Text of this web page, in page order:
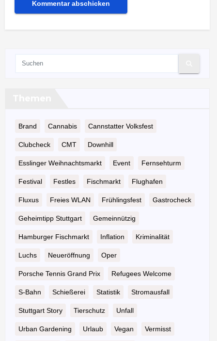
Brand Cannabis Cannstatter Volksfest
Clubcheck CMT Downhill
Esslinger Weihnachtsmarkt Event Fernsehturm
Festival Festles Fischmarkt Flughafen
Fluxus Freies WLAN Frühlingsfest Gastrocheck
Geheimtipp Stuttgart Gemeinnützig
Hamburger Fischmarkt Inflation Kriminalität
Luchs Neueröffnung Oper
Porsche Tennis Grand Prix Refugees Welcome
S-Bahn Schießerei Statistik Stromausfall
Stuttgart Story Tierschutz Unfall
Urban Gardening Urlaub Vegan Vermisst